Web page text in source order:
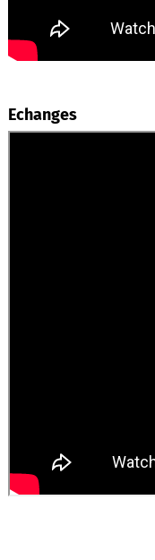
Echanges